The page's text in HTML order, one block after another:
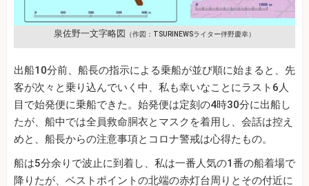
泉佐野一文字略図 （作図：TSURINEWSライター伴野慶幸）
出船10分前、船長の指示による乗船が並び順に始まると、先
客が次々と乗り込んでいく中、私も幸いなことにラスト6人
目で始発便に乗船できた。始発便は定刻の4時30分に出船し
たが、船中では全員救命胴衣とマスクを着用し、会話は控え
めと、船長からの注意事項とコロナ警戒は心得たもの。
船は5分余りで波止に到着し、私は一番人気の1番の船着場で
降りたが、ベストポイントの北端の赤灯台周りとその付近に